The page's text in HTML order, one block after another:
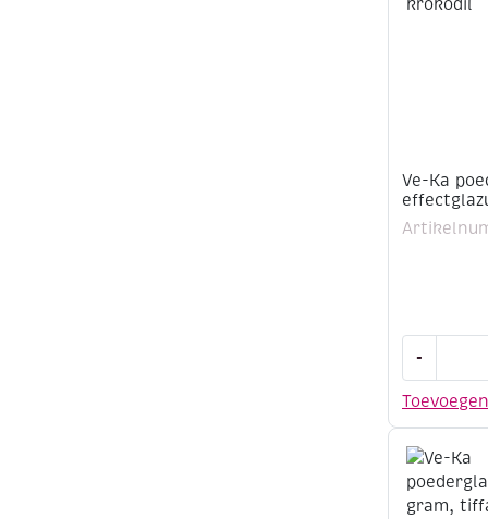
Ve-Ka
Toevoegen
-
500
gram,
krokodil